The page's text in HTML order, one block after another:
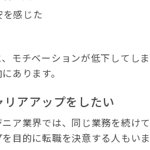
感じた
モチベーションが低下してし
あります。
アアップをしたい
ア業界では、同じ業務を続け
目的に転職を決意する人もいま